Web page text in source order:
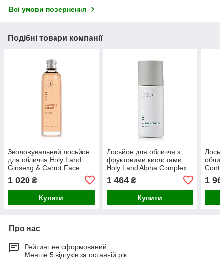
Всі умови повернення
Подібні товари компанії
Зволожувальний лосьйон
для обличчя Holy Land
Ginseng & Carrot Face
1 020 ₴
Купити
Лосьйон для обличчя з
фруктовими кислотами
Holy Land Alpha Complex
1 464₴
Купити
1
Про нас
Рейтинг не сформований
Менше 5 відгуків за останній рік